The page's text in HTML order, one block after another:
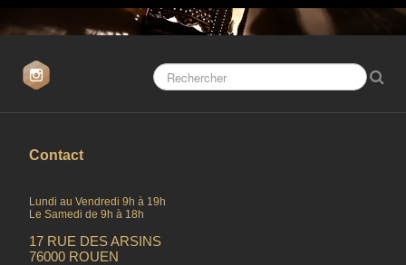
Contact
Lundi au Vendredi 9h à 19h
Le Samedi de 9h à 18h
17 RUE DES ARSINS
76000 ROUEN